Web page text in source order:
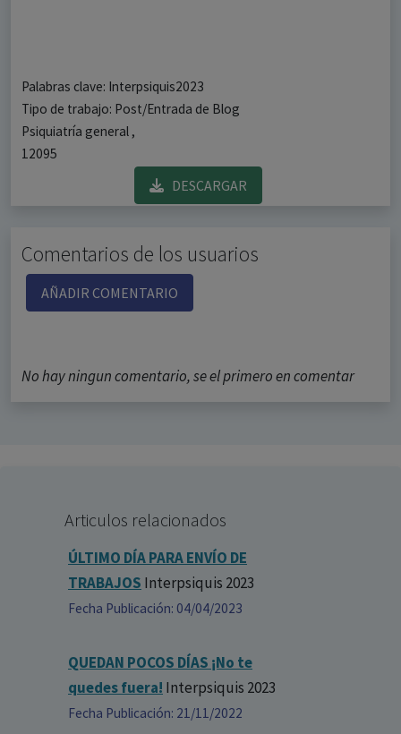
Palabras clave: Interpsiquis2023
Tipo de trabajo: Post/Entrada de Blog
Psiquiatría general ,
12095
DESCARGAR
Comentarios de los usuarios
AÑADIR COMENTARIO
No hay ningun comentario, se el primero en comentar
Articulos relacionados
ÚLTIMO DÍA PARA ENVÍO DE
TRABAJOS Interpsiquis 2023
Fecha Publicación: 04/04/2023
QUEDAN POCOS DÍAS ¡No te
quedes fuera! Interpsiquis 2023
Fecha Publicación: 21/11/2022